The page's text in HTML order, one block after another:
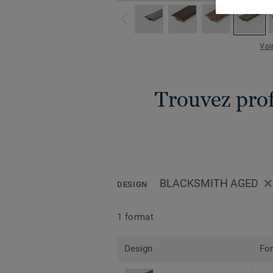
Trouvez
DESIGN BLACKSMITH AGED
1 format
Design